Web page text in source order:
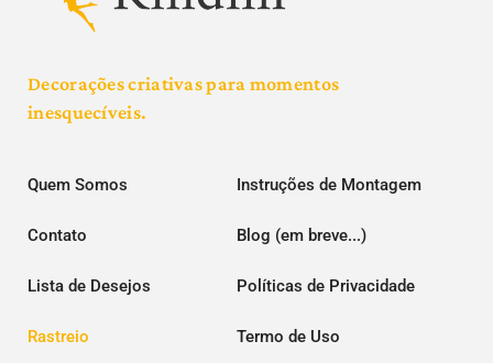
Decorações criativas para momentos
inesquecíveis.
Quem Somos Instruções de Montagem
Contato Blog (em breve...)
Lista de Desejos Políticas de Privacidade
Rastreio Termo de Uso